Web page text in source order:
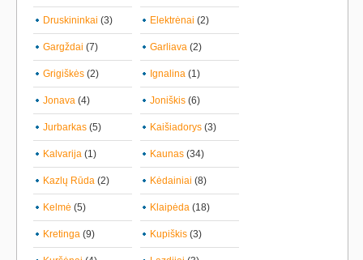
Druskininkai (3) Elektrėnai (2)
Gargždai (7) Garliava (2)
Grigiškės (2) Ignalina (1)
Jonava (4) Joniškis (6)
Jurbarkas (5) Kaišiadorys (3)
Kalvarija (1) Kaunas (34)
Kazlų Rūda (2) Kėdainiai (8)
Kelmė (5) Klaipėda (18)
Kretinga (9) Kupiškis (3)